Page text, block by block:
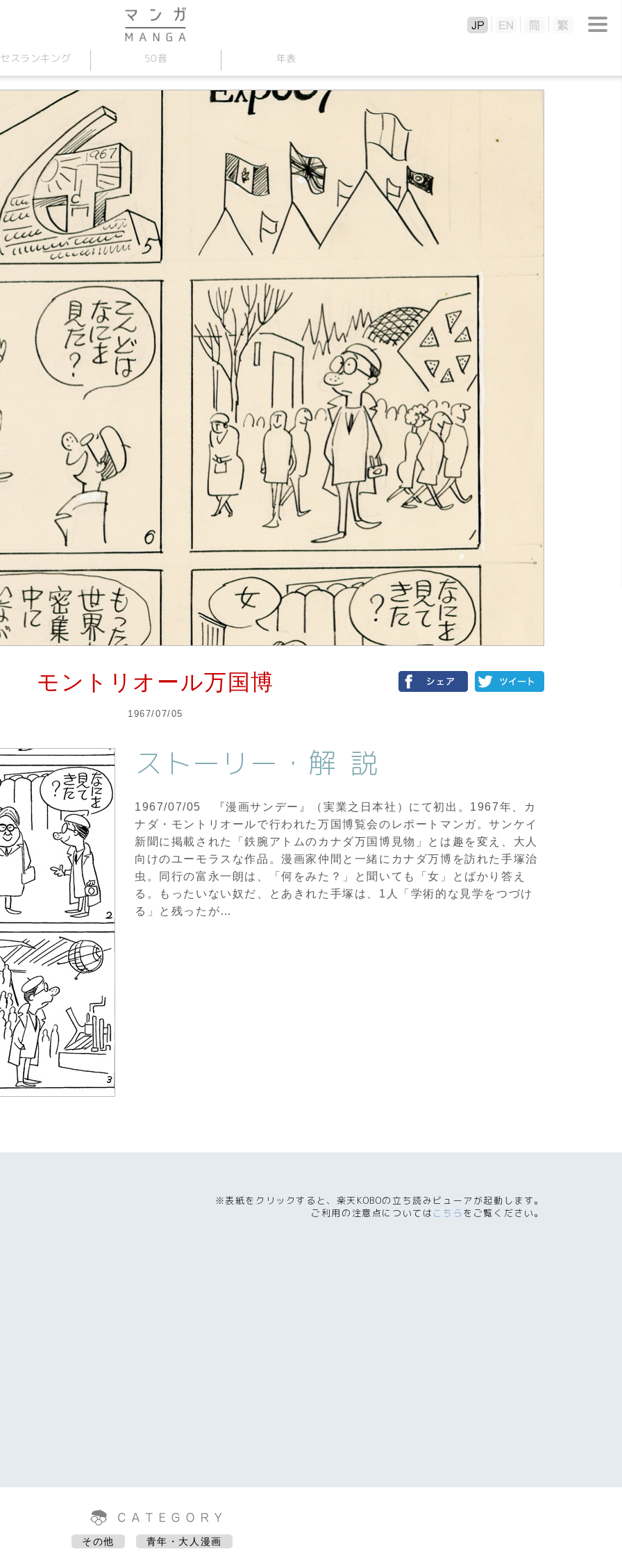
ス ランキング 50音 年表
モントリオール万国博
1967/07/05
ストーリー・ 解説
1967/07/05 『漫画サンデー』（実業之日本社）にて初出。1967年、カ
ナダ・モントリオールで行われた万国博覧会のレポートマンガ。サンケイ
新聞に掲載された「鉄腕アトムのカナダ万国博見物」とは趣を変え、大人
向けのユーモラスな作品。漫画家仲間と一緒にカナダ万博を訪れた手塚治
虫。同行の富永一朗は、「何をみた？」と聞いても「女」とばかり答え
る。もったいない奴だ、とあきれた手塚は、1人「学術的な見学をつづけ
る」と残ったが…
※表紙をクリックすると、楽天KOBOの立ち読みビューアが起動します。
ご利用の注意点については こちら をご覧ください。
その他 青年・大人漫画